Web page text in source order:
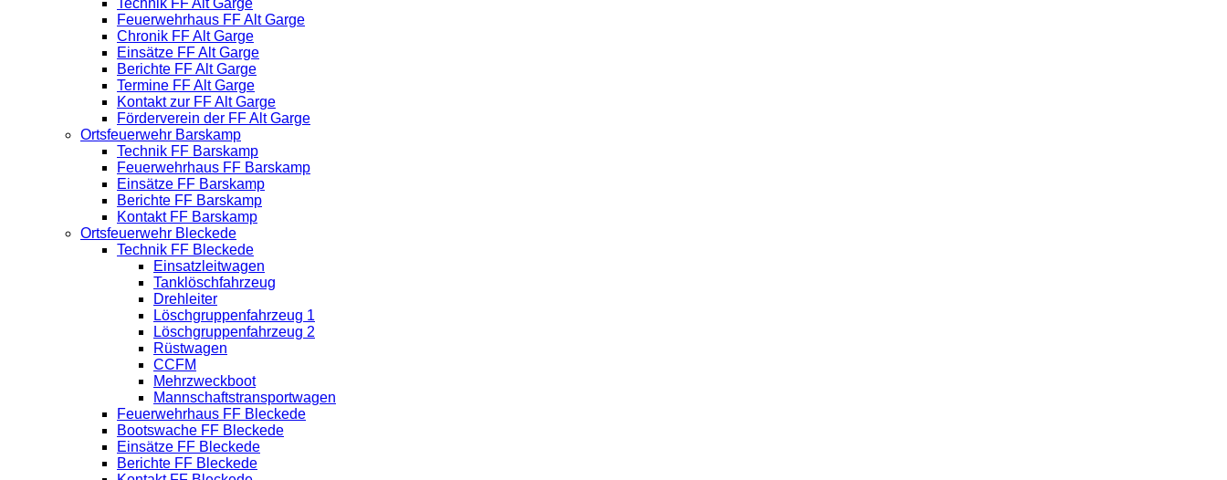
Feuerwehrhaus FF Alt Garge
Chronik FF Alt Garge
Einsätze FF Alt Garge
Berichte FF Alt Garge
Termine FF Alt Garge
Kontakt zur FF Alt Garge
Förderverein der FF Alt Garge
Ortsfeuerwehr Barskamp
Technik FF Barskamp
Feuerwehrhaus FF Barskamp
Einsätze FF Barskamp
Berichte FF Barskamp
Kontakt FF Barskamp
Ortsfeuerwehr Bleckede
Technik FF Bleckede
Einsatzleitwagen
Tanklöschfahrzeug
Drehleiter
Löschgruppenfahrzeug 1
Löschgruppenfahrzeug 2
Rüstwagen
CCFM
Mehrzweckboot
Mannschaftstransportwagen
Feuerwehrhaus FF Bleckede
Bootswache FF Bleckede
Einsätze FF Bleckede
Berichte FF Bleckede